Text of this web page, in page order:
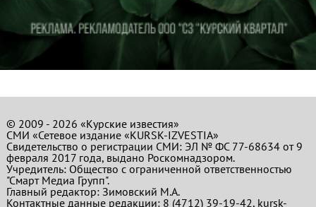
© 2009 - 2026 «Курские известия»
СМИ «Сетевое издание «KURSK-IZVESTIA»
Свидетельство о регистрации СМИ: ЭЛ № ФС 77-68634 от 9
февраля 2017 года, выдано Роскомнадзором.
Учредитель: Общество с ограниченной ответственностью
"Смарт Медиа Групп".
Главный редактор:Зимовский М.А.
Контактные данные редакции: 8 (4712) 39-19-42, kursk-